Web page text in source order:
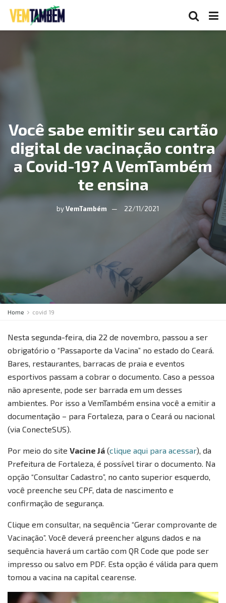
Você sabe emitir seu cartão
digital de vacinação contra
a Covid-19? A VemTambém
te ensina
by VemTambém 22/11/2021
Home covid 19
Nesta segunda-feira, dia 22 de novembro, passou a ser
obrigatório o “Passaporte da Vacina” no estado do Ceará.
Bares, restaurantes, barracas de praia e eventos
esportivos passam a cobrar o documento. Caso a pessoa
não apresente, pode ser barrada em um desses
ambientes. Por isso a VemTambém ensina você a emitir a
documentação – para Fortaleza, para o Ceará ou nacional
(via ConecteSUS).
Por meio do site Vacine Já (clique aqui para acessar), da
Prefeitura de Fortaleza, é possível tirar o documento. Na
opção “Consultar Cadastro”, no canto superior esquerdo,
você preenche seu CPF, data de nascimento e
confirmação de segurança.
Clique em consultar, na sequência “Gerar comprovante de
Vacinação”. Você deverá preencher alguns dados e na
sequência haverá um cartão com QR Code que pode ser
impresso ou salvo em PDF. Esta opção é válida para quem
tomou a vacina na capital cearense.